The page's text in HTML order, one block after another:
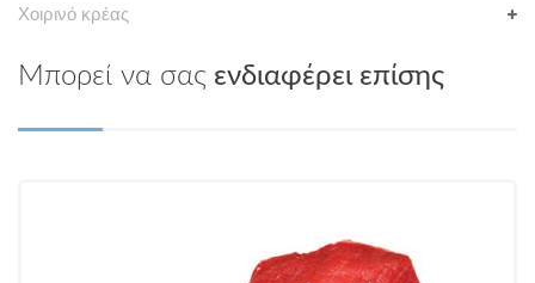
Χοιρινό κρέας
Μπορεί να σας ενδιαφέρει επίσης